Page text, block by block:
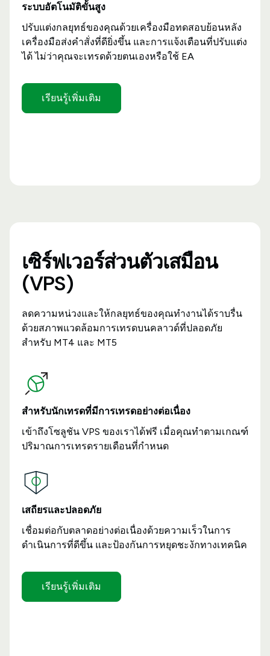
ระบบอัตโนมัติขั้นสูง
ปรับแต่งกลยุทธ์ของคุณด้วยเครื่องมือทดสอบย้อนหลัง
เครื่องมือส่งคำสั่งที่ดียิ่งขึ้น และการแจ้งเตือนที่ปรับแต่ง
ได้ ไม่ว่าคุณจะเทรดด้วยตนเองหรือใช้ EA
เรียนรู้เพิ่มเติม
เซิร์ฟเวอร์ส่วนตัวเสมือน
(VPS)
ลดความหน่วงและให้กลยุทธ์ของคุณทำงานได้ราบรื่น
ด้วยสภาพแวดล้อมการเทรดบนคลาวด์ที่ปลอดภัย
สำหรับ MT4 และ MT5
สำหรับนักเทรดที่มีการเทรดอย่างต่อเนื่อง
เข้าถึงโซลูชัน VPS ของเราได้ฟรี เมื่อคุณทำตามเกณฑ์
ปริมาณการเทรดรายเดือนที่กำหนด
เสถียรและปลอดภัย
เชื่อมต่อกับตลาดอย่างต่อเนื่องด้วยความเร็วในการ
ดำเนินการที่ดีขึ้น และป้องกันการหยุดชะงักทางเทคนิค
เรียนรู้เพิ่มเติม